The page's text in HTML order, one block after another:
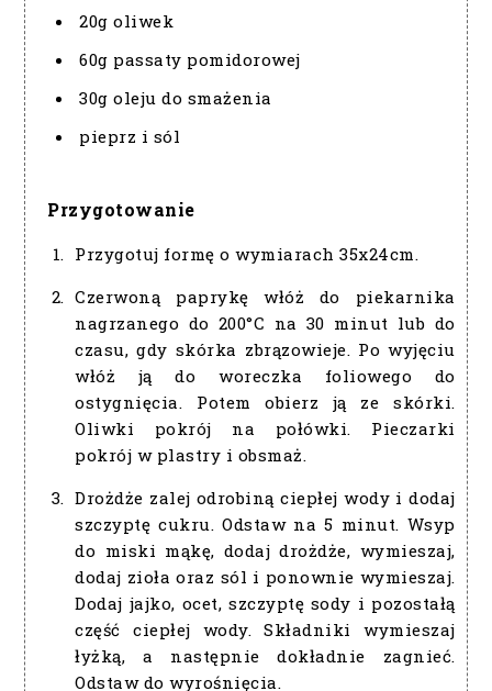
20g oliwek
60g passaty pomidorowej
30g oleju do smażenia
pieprz i sól
Przygotowanie
Przygotuj formę o wymiarach 35x24cm.
Czerwoną paprykę włóż do piekarnika
nagrzanego do 200°C na 30 minut lub do
czasu, gdy skórka zbrązowieje. Po wyjęciu
włóż ją do woreczka foliowego do
ostygnięcia. Potem obierz ją ze skórki.
Oliwki pokrój na połówki. Pieczarki
pokrój w plastry i obsmaż.
Drożdże zalej odrobiną ciepłej wody i dodaj
szczyptę cukru. Odstaw na 5 minut. Wsyp
do miski mąkę, dodaj drożdże, wymieszaj,
dodaj zioła oraz sól i ponownie wymieszaj.
Dodaj jajko, ocet, szczyptę sody i pozostałą
część ciepłej wody. Składniki wymieszaj
łyżką, a następnie dokładnie zagnieć.
Odstaw do wyrośnięcia.